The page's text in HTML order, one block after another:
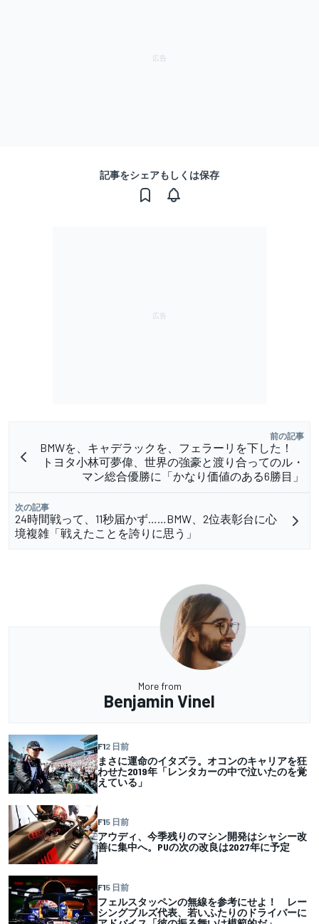
記事をシェアもしくは保存
前の記事
BMWを、キャデラックを、フェラーリを下した！
トヨタ小林可夢偉、世界の強豪と渡り合ってのル・
マン総合優勝に「かなり価値のある6勝目」
次の記事
24時間戦って、11秒届かず……BMW、2位表彰台に心
境複雑「戦えたことを誇りに思う」
More from
Benjamin Vinel
F12 日前
まさに運命のイタズラ。オコンのキャリアを狂
わせた2019年「レンタカーの中で泣いたのを覚
えている」
F15 日前
アウディ、今季残りのマシン開発はシャシー改
善に集中へ。PUの次の改良は2027年に予定
F15 日前
フェルスタッペンの無線を参考にせよ！ レー
シングブルズ代表、若いふたりのドライバーに